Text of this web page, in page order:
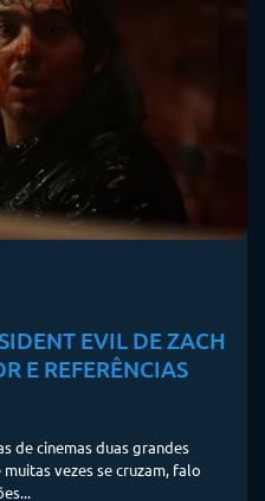
EVIL DE ZACH
E REFERÊNCIAS
de cinemas duas grandes
vezes se cruzam, falo